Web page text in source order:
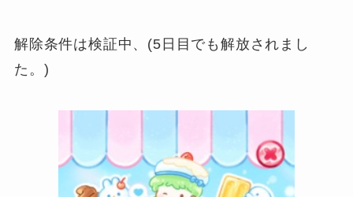
解除条件は検証中、(5日目でも解放されまし
た。)